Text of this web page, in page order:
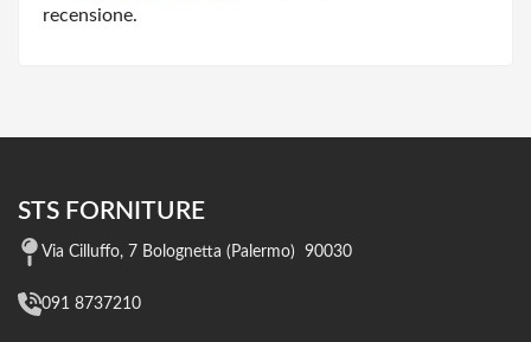
recensione.
STS FORNITURE
Via Cilluffo, 7 Bolognetta (Palermo) 90030
091 8737210